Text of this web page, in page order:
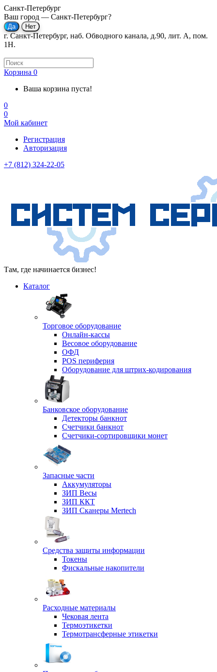
Санкт-Петербург
Ваш город — Санкт-Петербург?
г. Санкт-Петербург, наб. Обводного канала, д.90, лит. А, пом.
1Н.
Корзина 0
Ваша корзина пуста!
0
0
Мой кабинет
Регистрация
Авторизация
+7 (812) 324-22-05
Там, где начинается бизнес!
Каталог
Торговое оборудование
Онлайн-кассы
Весовое оборудование
ОФД
POS периферия
Оборудование для штрих-кодирования
Банковское оборудование
Детекторы банкнот
Счетчики банкнот
Счетчики-сортировщики монет
Запасные части
Аккумуляторы
ЗИП Весы
ЗИП ККТ
ЗИП Сканеры Mertech
Средства защиты информации
Токены
Фискальные накопители
Расходные материалы
Чековая лента
Термоэтикетки
Термотрансферные этикетки